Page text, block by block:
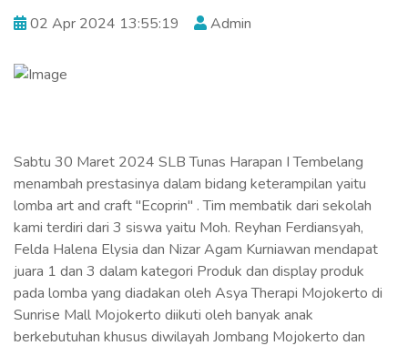
02 Apr 2024 13:55:19 Admin
Sabtu 30 Maret 2024 SLB Tunas Harapan I Tembelang
menambah prestasinya dalam bidang keterampilan yaitu
lomba art and craft "Ecoprin" . Tim membatik dari sekolah
kami terdiri dari 3 siswa yaitu Moh. Reyhan Ferdiansyah,
Felda Halena Elysia dan Nizar Agam Kurniawan mendapat
juara 1 dan 3 dalam kategori Produk dan display produk
pada lomba yang diadakan oleh Asya Therapi Mojokerto di
Sunrise Mall Mojokerto diikuti oleh banyak anak
berkebutuhan khusus diwilayah Jombang Mojokerto dan